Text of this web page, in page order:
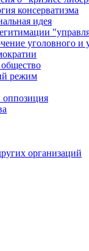
консерватизма
идея
уголовного и
режим
организаций